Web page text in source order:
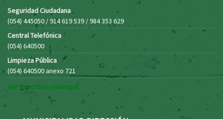
Seguridad Ciudadana
(054) 445050 / 914 619 539 / 984 353 629
Central Telefónica
(054) 640500
Limpieza Pública
(054) 640500 anexo 721
Ver directorio municipal